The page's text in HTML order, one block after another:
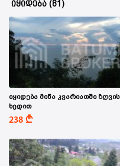
იყიდება მიწა კვარიათში ზღვის
ხედით
238 A